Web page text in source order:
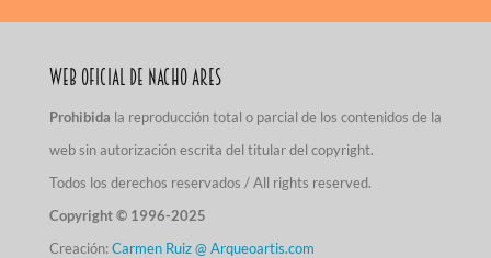
Web Oficial de Nacho Ares
Prohibida la reproducción total o parcial de los contenidos de la
web sin autorización escrita del titular del copyright.
Todos los derechos reservados / All rights reserved.
Copyright © 1996-2025
Creación:Carmen Ruiz @ Arqueoartis.com